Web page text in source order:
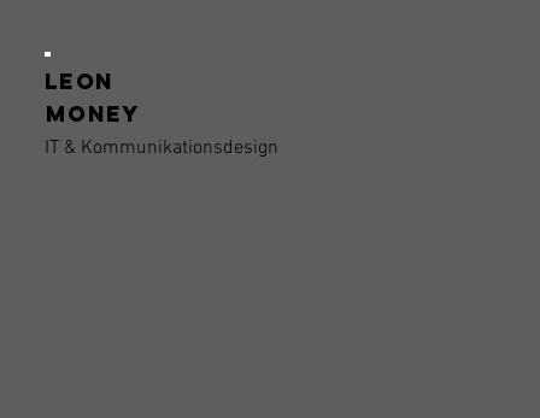
Leon
Money
IT & Kommunikationsdesign